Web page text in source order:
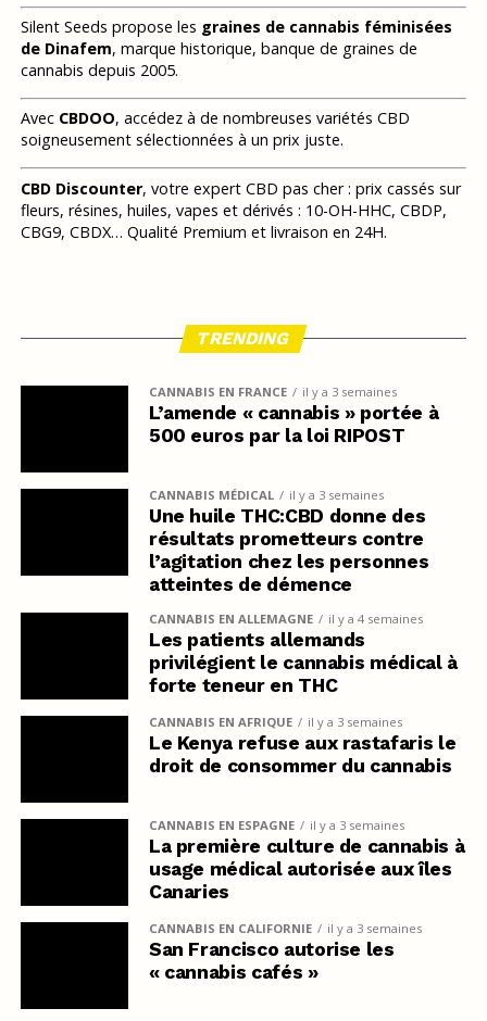
Silent Seeds propose les graines de cannabis féminisées
de Dinafem, marque historique, banque de graines de
cannabis depuis 2005.
Avec CBDOO, accédez à de nombreuses variétés CBD
soigneusement sélectionnées à un prix juste.
CBD Discounter, votre expert CBD pas cher : prix cassés sur
fleurs, résines, huiles, vapes et dérivés : 10-OH-HHC, CBDP,
CBG9, CBDX… Qualité Premium et livraison en 24H.
TRENDING
CANNABIS EN FRANCE il y a 3 semaines
L’amende « cannabis » portée à
500 euros par la loi RIPOST
CANNABIS MÉDICAL il y a 3 semaines
Une huile THC:CBD donne des
résultats prometteurs contre
l’agitation chez les personnes
atteintes de démence
CANNABIS EN ALLEMAGNE il y a 4 semaines
Les patients allemands
privilégient le cannabis médical à
forte teneur en THC
CANNABIS EN AFRIQUE il y a 3 semaines
Le Kenya refuse aux rastafaris le
droit de consommer du cannabis
CANNABIS EN ESPAGNE il y a 3 semaines
La première culture de cannabis à
usage médical autorisée aux îles
Canaries
CANNABIS EN CALIFORNIE il y a 3 semaines
San Francisco autorise les
« cannabis cafés »